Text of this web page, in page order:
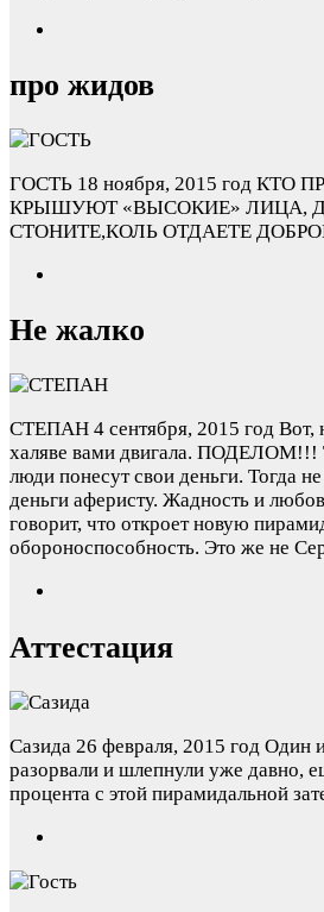
про жидов
ГОСТЬ 18 ноября, 2015 год КТО
КРЫШУЮТ «ВЫСОКИЕ» ЛИЦА,
СТОНИТЕ,КОЛЬ ОТДАЕТЕ
Не жалко
СТЕПАН 4 сентября, 2015 год Вот,
халяве вами двигала. ПОДЕЛОМ!!!
люди понесут свои деньги. Тогда
деньги аферисту. Жадность и
говорит, что откроет новую
обороноспособность. Это же не
Аттестация
Сазида 26 февраля, 2015 год Один
разорвали и шлепнули уже давно,
процента с этой пирамидальной